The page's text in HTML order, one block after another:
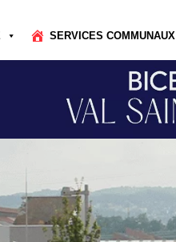
SERVICES COMMUNAUX